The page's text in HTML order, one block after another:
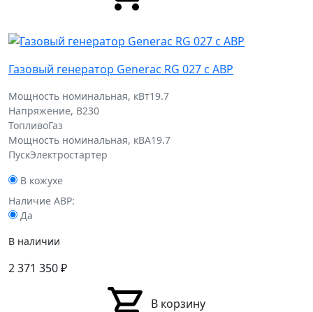
Газовый генератор Generac RG 027 с АВР
Мощность номинальная, кВт19.7
Напряжение, В230
ТопливоГаз
Мощность номинальная, кВА19.7
ПускЭлектростартер
В кожухе
Наличие АВР:
Да
В наличии
2 371 350₽
В корзину